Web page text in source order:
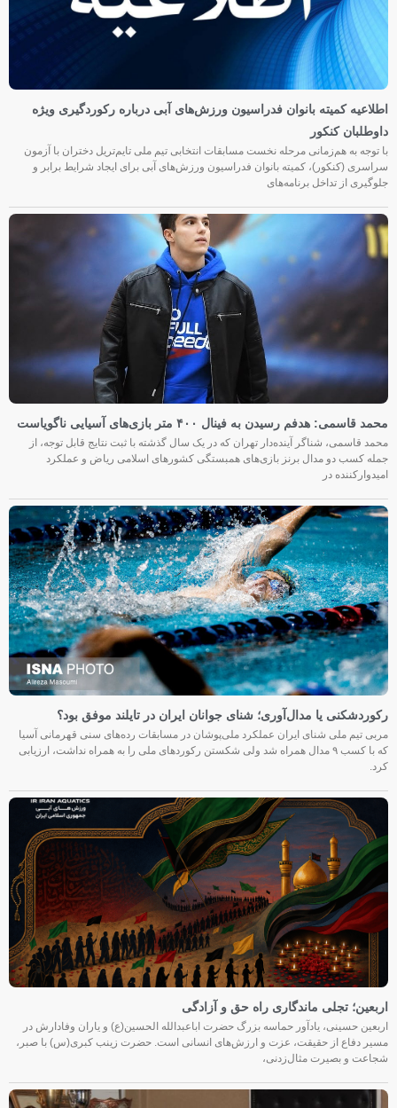
اطلاعیه کمیته بانوان فدراسیون ورزش‌های آبی درباره رکوردگیری ویژه
داوطلبان کنکور
با توجه به هم‌زمانی مرحله نخست مسابقات انتخابی تیم ملی تایم‌تریل دختران با آزمون
سراسری (کنکور)، کمیته بانوان فدراسیون ورزش‌های آبی برای ایجاد شرایط برابر و
جلوگیری از تداخل برنامه‌های
محمد قاسمی: هدفم رسیدن به فینال ۴۰۰ متر بازی‌های آسیایی ناگویاست
محمد قاسمی، شناگر آینده‌دار تهران که در یک سال گذشته با ثبت نتایج قابل توجه، از
جمله کسب دو مدال برنز بازی‌های همبستگی کشورهای اسلامی ریاض و عملکرد
امیدوارکننده در
رکوردشکنی یا مدال‌آوری؛ شنای جوانان ایران در تایلند موفق بود؟
مربی تیم ملی شنای ایران عملکرد ملی‌پوشان در مسابقات رده‌های سنی قهرمانی آسیا
که با کسب ۹ مدال همراه شد ولی شکستن رکوردهای ملی را به همراه نداشت، ارزیابی
کرد.
اربعین؛ تجلی ماندگاری راه حق و آزادگی
اربعین حسینی، یادآور حماسه بزرگ حضرت اباعبدالله الحسین(ع) و یاران وفادارش در
مسیر دفاع از حقیقت، عزت و ارزش‌های انسانی است. حضرت زینب کبری(س) با صبر،
شجاعت و بصیرت مثال‌زدنی،